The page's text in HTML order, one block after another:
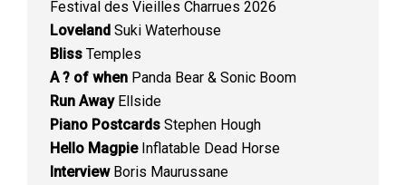
Festival des Vieilles Charrues 2026
Loveland Suki Waterhouse
Bliss Temples
A ? of when Panda Bear & Sonic Boom
Run AwayEllside
Piano Postcards Stephen Hough
Hello MagpieInflatable Dead Horse
InterviewBoris Maurussane